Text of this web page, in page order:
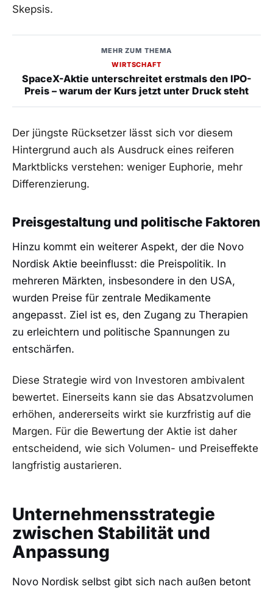
Skepsis.
MEHR ZUM THEMA
WIRTSCHAFT
SpaceX-Aktie unterschreitet erstmals den IPO-
Preis – warum der Kurs jetzt unter Druck steht
Der jüngste Rücksetzer lässt sich vor diesem
Hintergrund auch als Ausdruck eines reiferen
Marktblicks verstehen: weniger Euphorie, mehr
Differenzierung.
Preisgestaltung und politische Faktoren
Hinzu kommt ein weiterer Aspekt, der die Novo
Nordisk Aktie beeinflusst: die Preispolitik. In
mehreren Märkten, insbesondere in den USA,
wurden Preise für zentrale Medikamente
angepasst. Ziel ist es, den Zugang zu Therapien
zu erleichtern und politische Spannungen zu
entschärfen.
Diese Strategie wird von Investoren ambivalent
bewertet. Einerseits kann sie das Absatzvolumen
erhöhen, andererseits wirkt sie kurzfristig auf die
Margen. Für die Bewertung der Aktie ist daher
entscheidend, wie sich Volumen- und Preiseffekte
langfristig austarieren.
Unternehmensstrategie
zwischen Stabilität und
Anpassung
Novo Nordisk selbst gibt sich nach außen betont